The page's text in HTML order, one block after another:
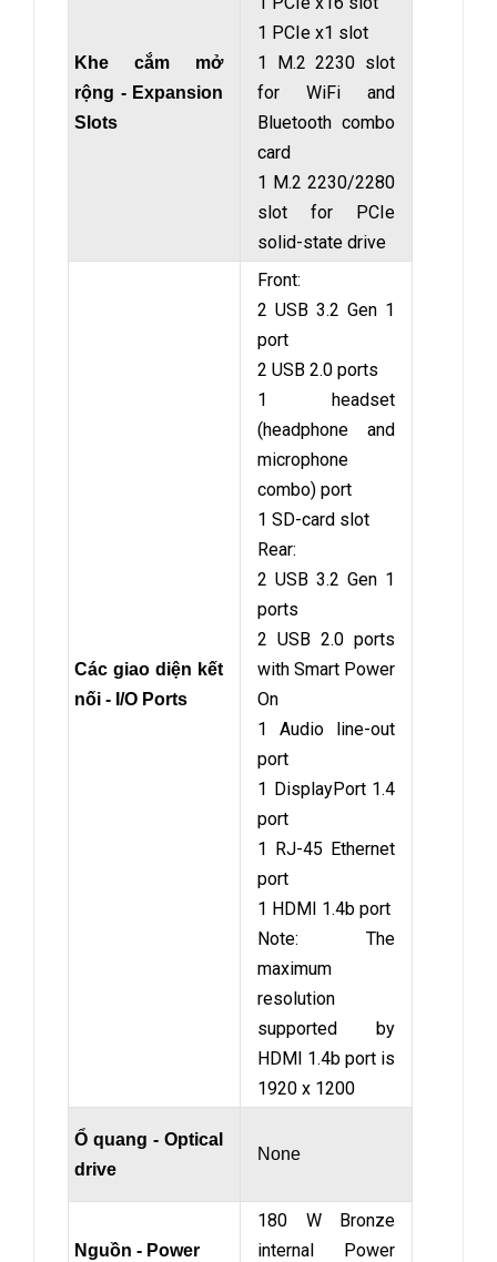
Khe cắm mở
rộng - Expansion
Slots
1 PCIe x1 slot
1 M.2 2230 slot
for WiFi and
Bluetooth combo
card
1 M.2 2230/2280
slot for PCIe
solid-state drive
Các giao diện kết
nối - I/O Ports
Front:
2 USB 3.2 Gen 1
port
2 USB 2.0 ports
1 headset
(headphone and
microphone
combo) port
1 SD-card slot
Rear:
2 USB 3.2 Gen 1
ports
2 USB 2.0 ports
with Smart Power
On
1 Audio line-out
port
1 DisplayPort 1.4
port
1 RJ-45 Ethernet
port
1 HDMI 1.4b port
Note: The
maximum
resolution
supported by
HDMI 1.4b port is
1920 x 1200
Ổ quang - Optical
drive
None
Nguồn - Power
180 W Bronze
internal Power